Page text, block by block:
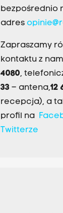
bezpośrednio
adres
Zapraszamy
kontaktu z
4080,
33– antena,12
recepcja), a
profil na
Twitterze